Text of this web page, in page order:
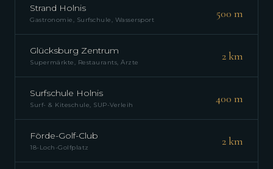
Strand Holnis
Gastronomie, Surfschule, Wassersport 500 m
Glücksburg Zentrum
Supermärkte, Restaurants, Ärzte 2 km
Surfschule Holnis
Surf- & Kiteschule, SUP-Verleih 400 m
Förde-Golf-Club
18-Loch-Golfplatz 2 km